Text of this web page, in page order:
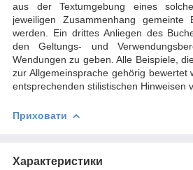
aus der Text­umgebung eines
jeweiligen Zusammenhang gemeinte
werden. Ein drittes Anliegen des
den Geltungs- und
Wendungen zu geben. Alle Beispiele,
zur Allgemeinsprache gehörig bewertet
entsprechenden stilistischen Hinweisen
Приховати
Характеристики